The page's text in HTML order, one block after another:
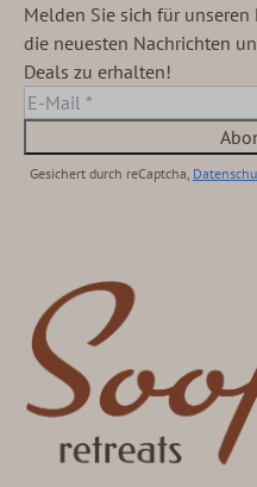
Melden Sie sich für
die neuesten Nachrichten
Deals zu erhalten!
Gesichert durch reCaptcha,